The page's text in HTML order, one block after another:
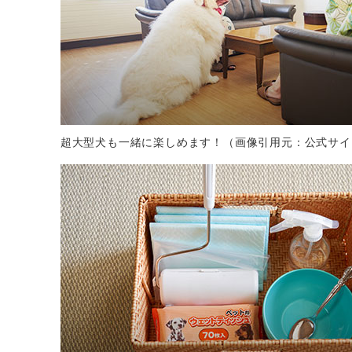
超大型犬も一緒に楽しめます！（画像引用元：公式サ